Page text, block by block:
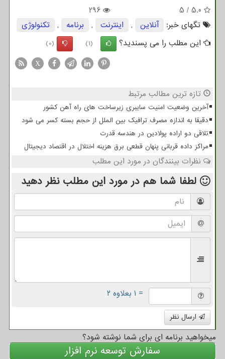
5.0
/
5
296
تگهای خبر:
آنلاین , اینترنت , برنامه ,
تكنولوژی
این مطلب را می پسندید؟
(1)
(0)
X
تازه ترین مطالب مرتبط
آخرین وضعیت امنیت سایبری زیرساخت های راه آهن کشور
دقیقا به اندازه مصرف ترافیک بین الملل از حجم بسته کسر می شود
تلاقی دو اراده پولادین در هندسه قدرت
مراکز داده قربانی پنهان قطعی برق هزینه اختلال در اقتصاد دیجیتال
نظرات بینندگان در مورد این مطلب
لطفا شما هم در مورد این مطلب نظر دهید
= ۱ بعلاوه ۲
ارسال نظر
میخواهید برنامه ای برای شما نوشته شود؟
سفارش توسعه نرم افزار